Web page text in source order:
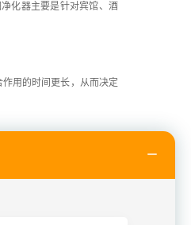
化器主要是针对宾馆、酒
用的时间更长，从而决定
，就要注意是不是单元出